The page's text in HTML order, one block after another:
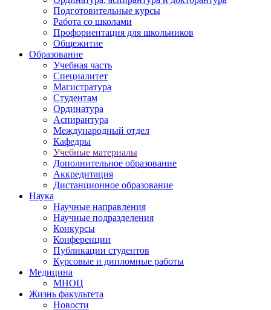
Подготовительные курсы
Работа со школами
Профориентация для школьников
Общежитие
Образование
Учебная часть
Специалитет
Магистратура
Студентам
Ординатура
Аспирантура
Международный отдел
Кафедры
Учебные материалы
Дополнительное образование
Аккредитация
Дистанционное образование
Наука
Научные направления
Научные подразделения
Конкурсы
Конференции
Публикации студентов
Курсовые и дипломные работы
Медицина
МНОЦ
Жизнь факультета
Новости